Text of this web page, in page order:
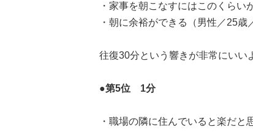
・家事を朝こなすにはこのくらい
・朝に余裕ができる（男性／25歳
往復30分という響きが非常にいい
●第5位 1分
・職場の隣に住んでいると楽だと